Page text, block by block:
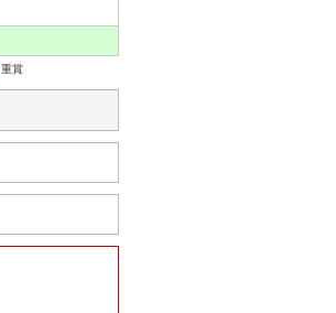
重賞